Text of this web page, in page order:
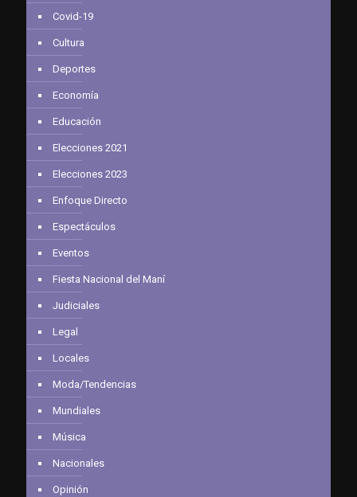
Covid-19
Cultura
Deportes
Economía
Educación
Elecciones 2021
Elecciones 2023
Enfoque Directo
Espectáculos
Eventos
Fiesta Nacional del Maní
Judiciales
Legal
Locales
Moda/Tendencias
Mundiales
Música
Nacionales
Opinión